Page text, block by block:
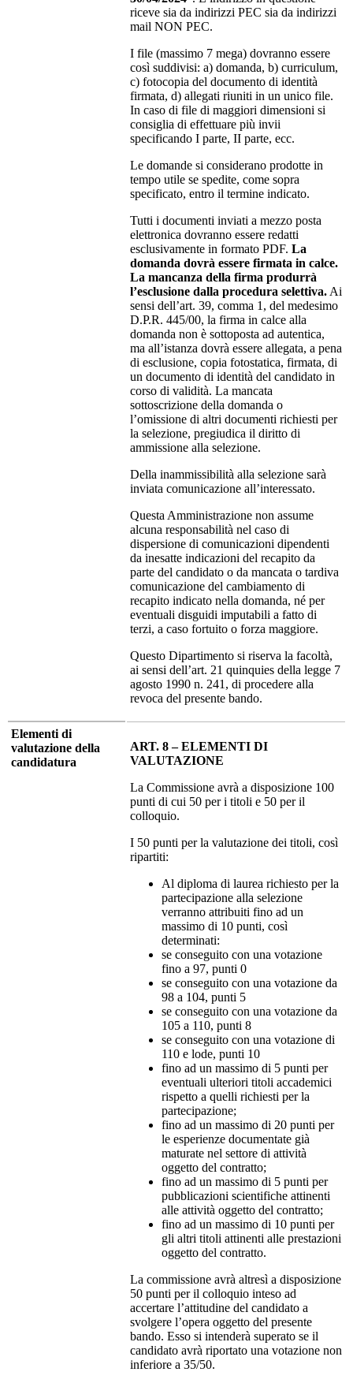
riceve sia da indirizzi PEC sia da indirizzi
mail NON PEC.
I file (massimo 7 mega) dovranno essere
così suddivisi: a) domanda, b) curriculum,
c) fotocopia del documento di identità
firmata, d) allegati riuniti in un unico file.
In caso di file di maggiori dimensioni si
consiglia di effettuare più invii
specificando I parte, II parte, ecc.
Le domande si considerano prodotte in
tempo utile se spedite, come sopra
specificato, entro il termine indicato.
Tutti i documenti inviati a mezzo posta
elettronica dovranno essere redatti
esclusivamente in formato PDF. La
domanda dovrà essere firmata in calce.
La mancanza della firma produrrà
l’esclusione dalla procedura selettiva. Ai
sensi dell’art. 39, comma 1, del medesimo
D.P.R. 445/00, la firma in calce alla
domanda non è sottoposta ad autentica,
ma all’istanza dovrà essere allegata, a pena
di esclusione, copia fotostatica, firmata, di
un documento di identità del candidato in
corso di validità. La mancata
sottoscrizione della domanda o
l’omissione di altri documenti richiesti per
la selezione, pregiudica il diritto di
ammissione alla selezione.
Della inammissibilità alla selezione sarà
inviata comunicazione all’interessato.
Questa Amministrazione non assume
alcuna responsabilità nel caso di
dispersione di comunicazioni dipendenti
da inesatte indicazioni del recapito da
parte del candidato o da mancata o tardiva
comunicazione del cambiamento di
recapito indicato nella domanda, né per
eventuali disguidi imputabili a fatto di
terzi, a caso fortuito o forza maggiore.
Questo Dipartimento si riserva la facoltà,
ai sensi dell’art. 21 quinquies della legge 7
agosto 1990 n. 241, di procedere alla
revoca del presente bando.
Elementi di
valutazione della
candidatura
ART. 8 – ELEMENTI DI
VALUTAZIONE
La Commissione avrà a disposizione 100
punti di cui 50 per i titoli e 50 per il
colloquio.
I 50 punti per la valutazione dei titoli, così
ripartiti:
Al diploma di laurea richiesto per la
partecipazione alla selezione
verranno attribuiti fino ad un
massimo di 10 punti, così
determinati:
se conseguito con una votazione
fino a 97, punti 0
se conseguito con una votazione da
98 a 104, punti 5
se conseguito con una votazione da
105 a 110, punti 8
se conseguito con una votazione di
110 e lode, punti 10
fino ad un massimo di 5 punti per
eventuali ulteriori titoli accademici
rispetto a quelli richiesti per la
partecipazione;
fino ad un massimo di 20 punti per
le esperienze documentate già
maturate nel settore di attività
oggetto del contratto;
fino ad un massimo di 5 punti per
pubblicazioni scientifiche attinenti
alle attività oggetto del contratto;
fino ad un massimo di 10 punti per
gli altri titoli attinenti alle prestazioni
oggetto del contratto.
La commissione avrà altresì a disposizione
50 punti per il colloquio inteso ad
accertare l’attitudine del candidato a
svolgere l’opera oggetto del presente
bando. Esso si intenderà superato se il
candidato avrà riportato una votazione non
inferiore a 35/50.